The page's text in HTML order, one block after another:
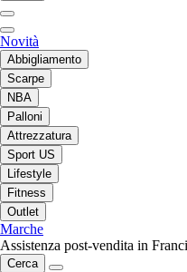
Novità
Abbigliamento
Scarpe
NBA
Palloni
Attrezzatura
Sport US
Lifestyle
Fitness
Outlet
Marche
Assistenza post-vendita in
Cerca